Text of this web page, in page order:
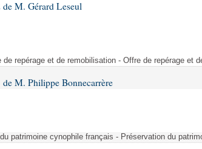
de M. Gérard Leseul
repérage et de remobilisation - Offre de repérage et
M. Philippe Bonnecarrère
patrimoine cynophile français - Préservation du